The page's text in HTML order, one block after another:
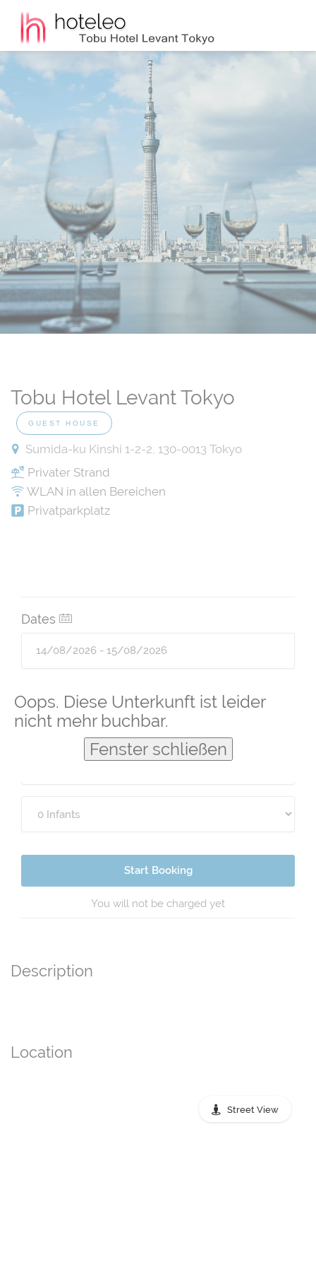
Oops. Diese Unterkunft ist leider
nicht mehr buchbar.
Fenster schließen
Tobu Hotel Levant Tokyo
GUEST HOUSE
Sumida-ku Kinshi 1-2-2, 130-0013 Tokyo
Privater Strand
WLAN in allen Bereichen
Privatparkplatz
Dates
Start Booking
You will not be charged yet
Description
Location
Street View